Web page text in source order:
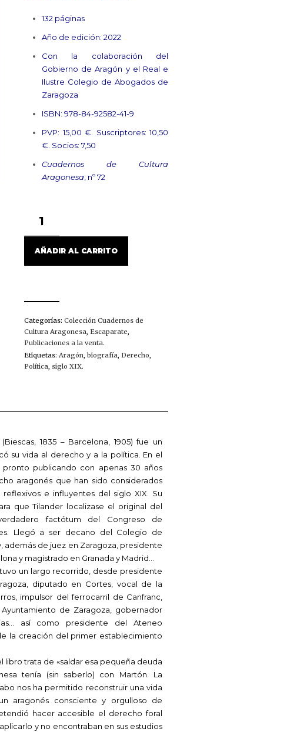
132 páginas
Año de edición: 2022
Con la colaboración del
Gobierno de Aragón y el Real e
Ilustre Colegio de Abogados de
Zaragoza
ISBN: 978-84-92582-41-9
PVP: 15,00 €. Suscriptores: 10,50
€. Socios: 7,50
Cuadernos de Cultura
Aragonesa , nº 72
VIDA
PARA
JOAQUÍN
GAVÍN,
Y
POLÍTICO
ARAGONÉS
CANTIDAD
AÑADIR AL CARRITO
Categorías: Colección Cuadernos de
Cultura Aragonesa, Escaparate,
Publicaciones a la venta.
Etiquetas: Aragón, biografía, Derecho,
Política, siglo XIX.
1835 – Barcelona, 1905) fue un
su vida al derecho y a la política. En el
publicando con apenas 30 años
aragonés que han sido considerados
e influyentes del siglo XIX. Su
que Tilander localizase el original del
factótum del Congreso de
Llegó a ser decano del Colegio de
además de juez en Zaragoza, presidente
y magistrado en Granada y Madrid…
un largo recorrido, desde presidente
diputado en Cortes, vocal de la
impulsor del ferrocarril de Canfranc,
de Zaragoza, gobernador
así como presidente del Ateneo
la creación del primer establecimiento
libro trata de «saldar esa pequeña deuda
tenía (sin saberlo) con Martón. La
nos ha permitido reconstruir una vida
aragonés consciente y orgulloso de
hacer accesible el derecho foral
y no encontraban en sus estudios